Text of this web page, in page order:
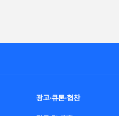
광고·큐톤·협찬